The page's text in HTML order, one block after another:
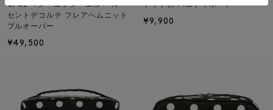
CFCL ＜シーエフシーエル＞ ルー
セントデコルテ フレアヘムニット
プルオーバー
¥49,500
ドット柄 バニティポーチ
¥9,900